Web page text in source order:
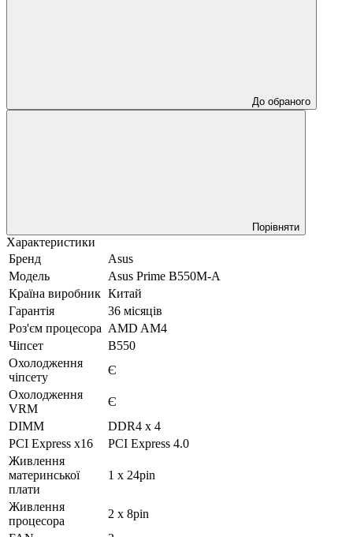
До обраного
Порівняти
Характеристики
Бренд
Asus
Модель
Asus Prime B550M-A
Країна виробник Китай
Гарантія
36 місяців
Роз'єм процесора AMD AM4
Чіпсет
B550
Охолодження
чіпсету
Є
Охолодження
VRM
Є
DIMM
DDR4 x 4
PCI Express x16
PCI Express 4.0
Живлення
материнської
плати
1 х 24pin
Живлення
процесора
2 х 8pin